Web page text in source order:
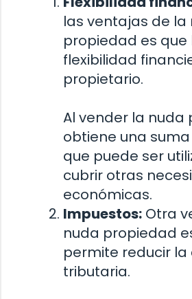
las ventajas de la
propiedad es que
flexibilidad
propietario.
Al vender la nuda
obtiene una
que puede ser
cubrir otras
económicas.
Impuestos: Otra
nuda propiedad
permite reducir la
tributaria.